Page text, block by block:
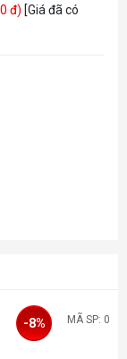
đ) [Giá đã có
-8% MÃ SP: 0